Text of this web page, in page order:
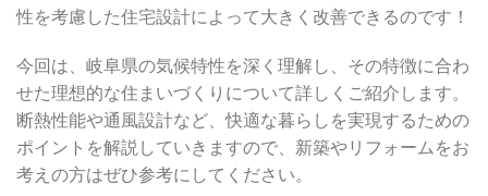
性を考慮した住宅設計によって大きく改善できるのです！
今回は、岐阜県の気候特性を深く理解し、その特徴に合わ
せた理想的な住まいづくりについて詳しくご紹介します。
断熱性能や通風設計など、快適な暮らしを実現するための
ポイントを解説していきますので、新築やリフォームをお
考えの方はぜひ参考にしてください。